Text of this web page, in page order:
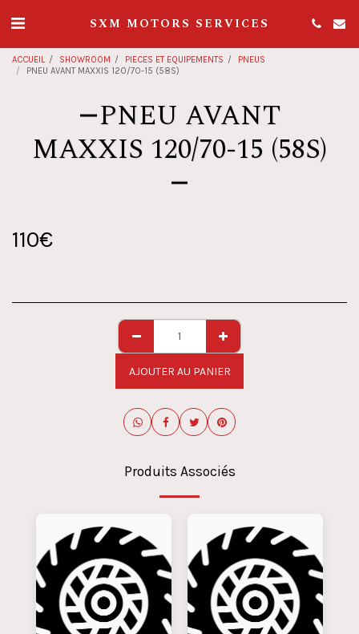
SXM MOTORS SERVICES
ACCUEIL SHOWROOM PIECES ET EQUIPEMENTS
PNEUS
PNEU AVANT MAXXIS 120/70-15 (58S)
PNEU AVANT
MAXXIS 120/70-15 (58S)
110€
AJOUTER AU PANIER
Produits Associés